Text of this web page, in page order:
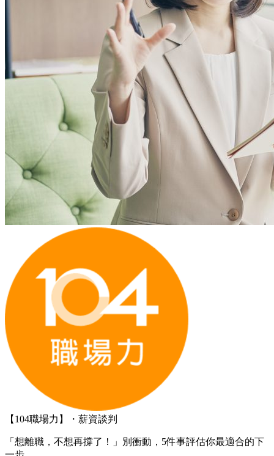
【104職場力】・薪資談判
「想離職，不想再撐了！」別衝動，5件事評估你最適合的下